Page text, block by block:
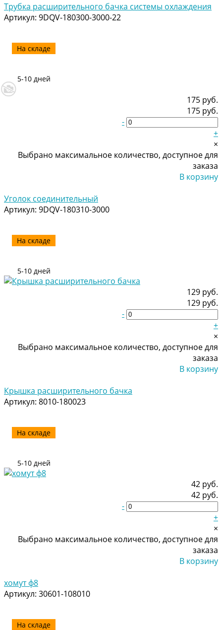
Трубка расширительного бачка системы охлаждения
Артикул: 9DQV-180300-3000-22
На складе
5-10 дней
175 руб.
175 руб.
-
+
×
Выбрано максимальное количество, доступное для
заказа
В корзину
Уголок соединительный
Артикул: 9DQV-180310-3000
На складе
5-10 дней
129 руб.
129 руб.
-
+
×
Выбрано максимальное количество, доступное для
заказа
В корзину
Крышка расширительного бачка
Артикул: 8010-180023
На складе
5-10 дней
42 руб.
42 руб.
-
+
×
Выбрано максимальное количество, доступное для
заказа
В корзину
хомут ф8
Артикул: 30601-108010
На складе